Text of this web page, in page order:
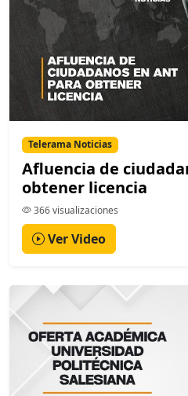
Telerama Noticias
Afluencia de
obtener licencia
366 visualizaciones
Ver Video